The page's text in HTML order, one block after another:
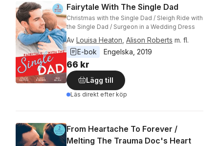
Fairytale With The Single Dad
Christmas with the Single Dad / Sleigh Ride with
the Single Dad / Surgeon in a Wedding Dress
Av Louisa Heaton Alison Roberts m. fl.
E-bok
Engelska 2019
66 kr
Lägg till
Läs direkt efter köp
From Heartache To Forever /
Melting The Trauma Doc's Heart